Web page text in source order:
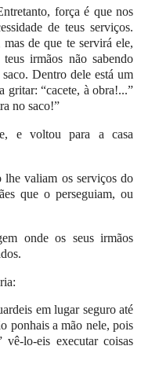
força é que nos
de teus serviços.
de que te servirá ele,
irmãos não sabendo
Dentro dele está um
gritar: “cacete, à obra!...”
no saco!”
e voltou para a casa
lhe valiam os serviços do
que o perseguiam, ou
onde os seus irmãos
em lugar seguro até
ponhais a mão nele, pois
vê-lo-eis executar coisas